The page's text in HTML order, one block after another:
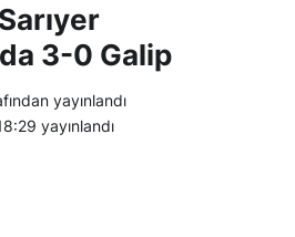
3-0 Galip
yayınlandı
yayınlandı